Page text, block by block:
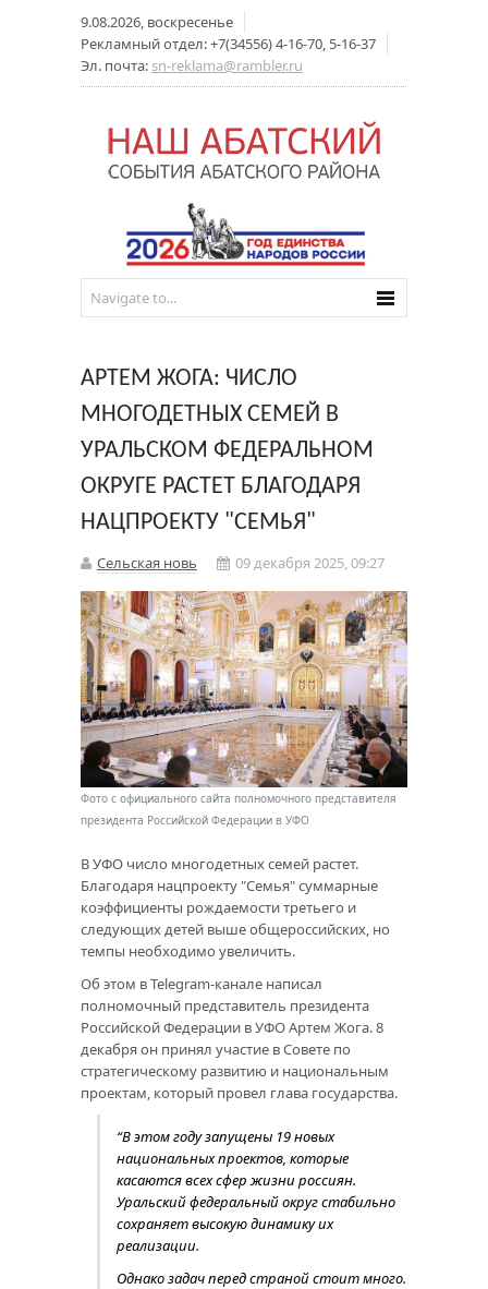
9.08.2026, воскресенье
Рекламный отдел: +7(34556) 4-16-70, 5-16-37
Эл. почта: sn-reklama@rambler.ru
АРТЕМ ЖОГА: ЧИСЛО
МНОГОДЕТНЫХ СЕМЕЙ В
УРАЛЬСКОМ ФЕДЕРАЛЬНОМ
ОКРУГЕ РАСТЕТ БЛАГОДАРЯ
НАЦПРОЕКТУ "СЕМЬЯ"
Сельская новь 09 декабря 2025, 09:27
Фото с официального сайта полномочного представителя
президента Российской Федерации в УФО
В УФО число многодетных семей растет.
Благодаря нацпроекту "Семья" суммарные
коэффициенты рождаемости третьего и
следующих детей выше общероссийских, но
темпы необходимо увеличить.
Об этом в Telegram-канале написал
полномочный представитель президента
Российской Федерации в УФО Артем Жога. 8
декабря он принял участие в Совете по
стратегическому развитию и национальным
проектам, который провел глава государства.
“В этом году запущены 19 новых
национальных проектов, которые
касаются всех сфер жизни россиян.
Уральский федеральный округ стабильно
сохраняет высокую динамику их
реализации.
Однако задач перед страной стоит много.